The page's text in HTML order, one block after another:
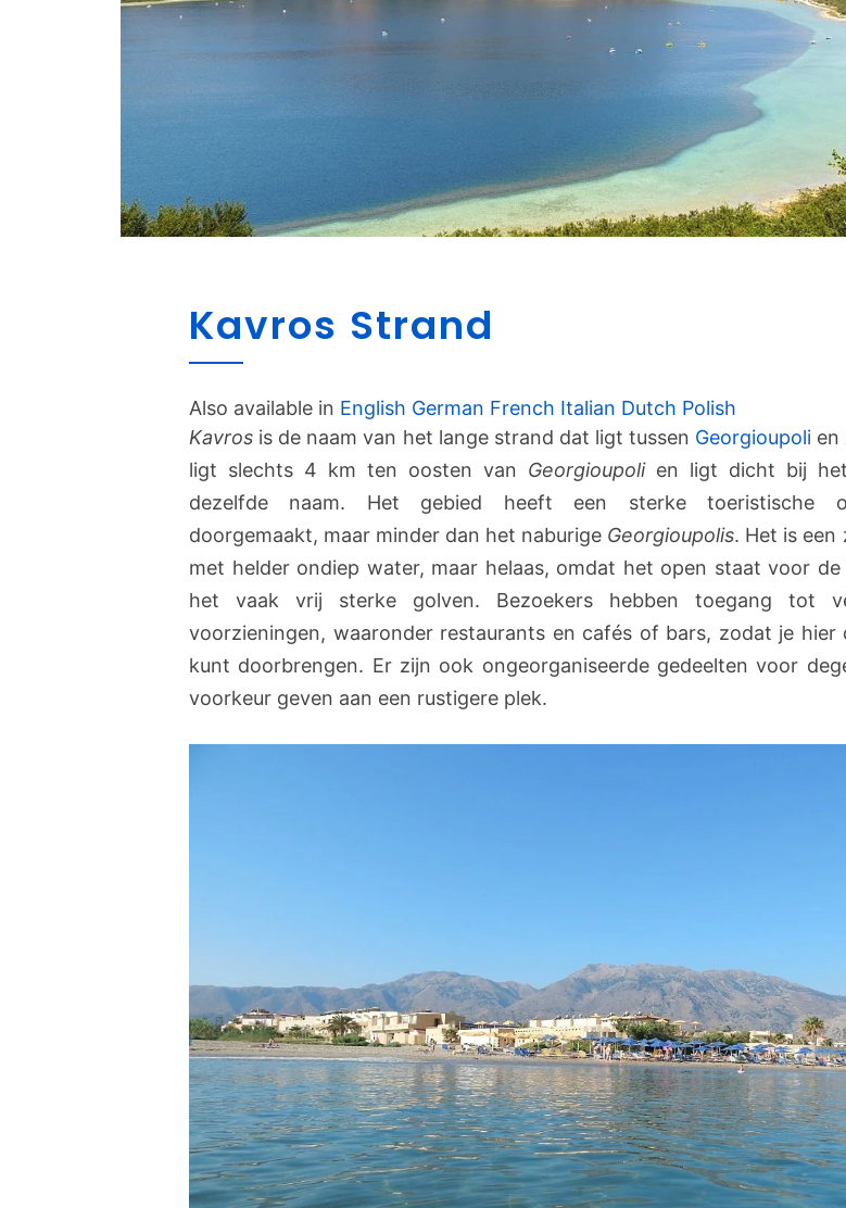
o
s
t
r
a
n
d
Kavros Strand
Also available in English German French Italian Dutch Polish
Kavros is de naam van het lange strand dat ligt tussen Georgioupoli en
ligt slechts 4 km ten oosten van Georgioupolien ligt dicht bij
dezelfde naam. Het gebied heeft een sterke toeristische
doorgemaakt, maar minder dan het naburige Georgioupolis. Het is een
met helder ondiep water, maar helaas, omdat het open staat voor
het vaak vrij sterke golven. Bezoekers hebben toegang tot
voorzieningen, waaronder restaurants en cafés of bars, zodat je hier
kunt doorbrengen. Er zijn ook ongeorganiseerde gedeelten voor
voorkeur geven aan een rustigere plek.